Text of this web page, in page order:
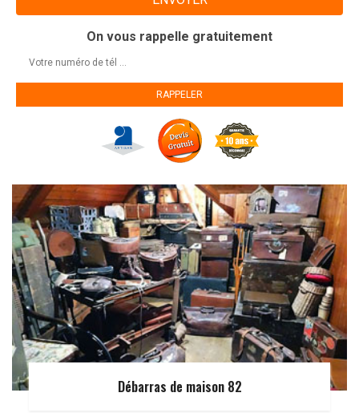
On vous rappelle gratuitement
Débarras de maison 82